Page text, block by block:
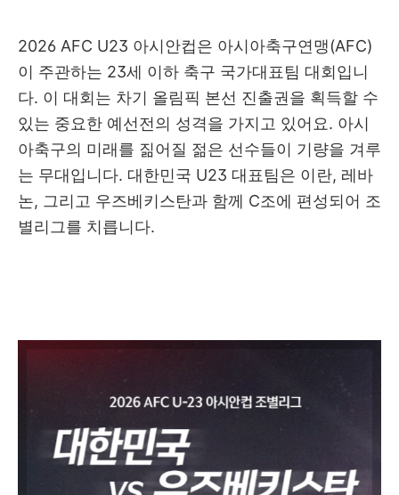
2026 AFC U23 아시안컵은 아시아축구연맹(AFC)
이 주관하는 23세 이하 축구 국가대표팀 대회입니
다. 이 대회는 차기 올림픽 본선 진출권을 획득할 수
있는 중요한 예선전의 성격을 가지고 있어요. 아시
아축구의 미래를 짊어질 젊은 선수들이 기량을 겨루
는 무대입니다. 대한민국 U23 대표팀은 이란, 레바
논, 그리고 우즈베키스탄과 함께 C조에 편성되어 조
별리그를 치릅니다.